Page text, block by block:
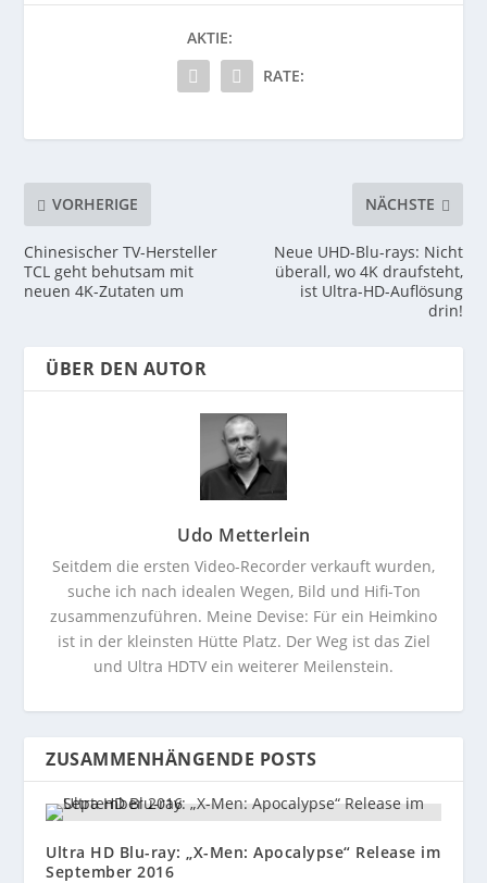
AKTIE:
RATE:
VORHERIGE
Chinesischer TV-Hersteller
TCL geht behutsam mit
neuen 4K-Zutaten um
NÄCHSTE
Neue UHD-Blu-rays: Nicht
überall, wo 4K draufsteht,
ist Ultra-HD-Auflösung
drin!
ÜBER DEN AUTOR
Udo Metterlein
Seitdem die ersten Video-Recorder verkauft wurden,
suche ich nach idealen Wegen, Bild und Hifi-Ton
zusammenzuführen. Meine Devise: Für ein Heimkino
ist in der kleinsten Hütte Platz. Der Weg ist das Ziel
und Ultra HDTV ein weiterer Meilenstein.
ZUSAMMENHÄNGENDE POSTS
Ultra HD Blu-ray: „X-Men: Apocalypse“ Release im
September 2016